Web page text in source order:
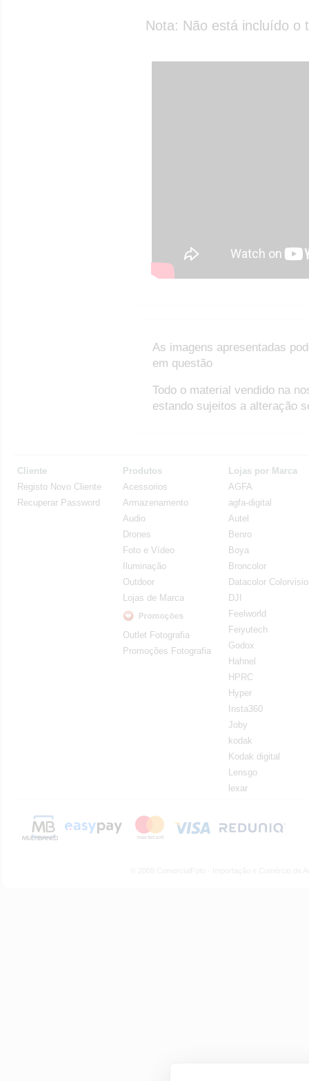
Nota: Não está incluído o
As imagens apresentadas
em questão
Todo o material vendido na
estando sujeitos a alteração
Cliente
Registo Novo Cliente
Recuperar Password
Produtos
Acessorios
Armazenamento
Audio
Drones
Foto e Vídeo
Iluminação
Outdoor
Lojas de Marca
Outlet Fotografia
Promoções Fotografia
Lojas por Marca
AGFA
agfa-digital
Autel
Benro
Boya
Broncolor
Datacolor
DJI
Feelworld
Feiyutech
Godox
Hahnel
HPRC
Hyper
Insta360
Joby
kodak
Kodak digital
Lensgo
lexar